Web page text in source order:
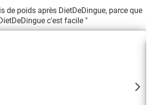
de poids après DietDeDingue, parce que
c'est facile "